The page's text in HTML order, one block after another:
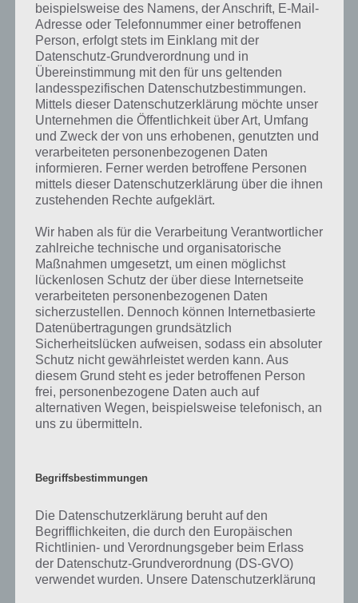
Kurze Begriffserklärung zur Lösung
Hektisch
4 Bilder 1 Wort, doch welche Bedeutung hat dieses eigentlich und
was gibt es dazu zu wissen? Passt das Wort auch zu Großstadtleben?
Zu bestimmten Lösungen präsentieren wir daher auch immer eine
kurze Begriffserklärung!
Zu Hektisch haben wir zunächst keine weiteren Informationen parat!
Auf WhatsApp teilen Teilen auf Facebook
Mehr Artikel hier auf Touchportal
beispielsweise des Namens, der Anschrift, E-Mail-
Adresse oder Telefonnummer einer betroffenen
Person, erfolgt stets im Einklang mit der
Datenschutz-Grundverordnung und in
Übereinstimmung mit den für uns geltenden
landesspezifischen Datenschutzbestimmungen.
Mittels dieser Datenschutzerklärung möchte unser
Unternehmen die Öffentlichkeit über Art, Umfang
und Zweck der von uns erhobenen, genutzten und
verarbeiteten personenbezogenen Daten
informieren. Ferner werden betroffene Personen
mittels dieser Datenschutzerklärung über die ihnen
zustehenden Rechte aufgeklärt.
Wir haben als für die Verarbeitung Verantwortlicher
zahlreiche technische und organisatorische
Maßnahmen umgesetzt, um einen möglichst
lückenlosen Schutz der über diese Internetseite
verarbeiteten personenbezogenen Daten
sicherzustellen. Dennoch können Internetbasierte
Datenübertragungen grundsätzlich
Sicherheitslücken aufweisen, sodass ein absoluter
Schutz nicht gewährleistet werden kann. Aus
diesem Grund steht es jeder betroffenen Person
frei, personenbezogene Daten auch auf
alternativen Wegen, beispielsweise telefonisch, an
uns zu übermitteln.
Begriffsbestimmungen
Die Datenschutzerklärung beruht auf den
Begrifflichkeiten, die durch den Europäischen
Richtlinien- und Verordnungsgeber beim Erlass
der Datenschutz-Grundverordnung (DS-GVO)
verwendet wurden. Unsere Datenschutzerklärung